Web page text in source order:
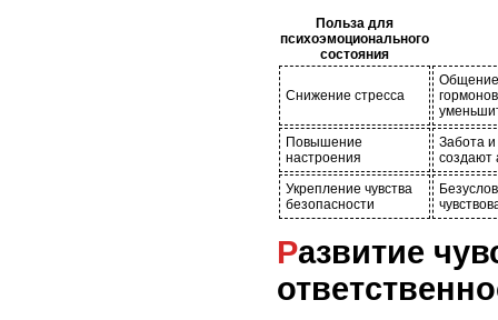
Польза для
психоэмоционального
состояния
Снижение стресса
Общение
Повышение
настроения
Забота
создают
Укрепление чувства
безопасности
Развитие чувства